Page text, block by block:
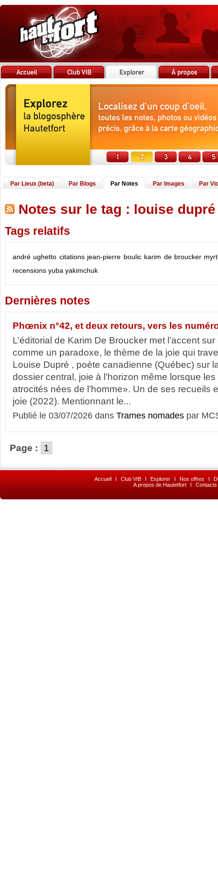
Par Lieux (beta) Par Blogs Par Notes Par Images Par
Notes sur le tag : louise dupré
Tags relatifs
andré ughetto citations jean-pierre boulic karim de broucker
recensions yuba yakimchuk
Dernières notes
Phœnix n°42, et deux retours, vers les
L’éditorial de Karim De Broucker met l’accent
comme un paradoxe, le thème de la joie qui
Louise Dupré , poète canadienne (Québec) sur
dossier central, joie à l'horizon même lorsque
atrocités nées de l’homme». Un de ses recueils
joie (2022). Mentionnant le...
Publié le 03/07/2026 dans Trames nomades par
Page : 1
Accueil I Club VIB I Explorer I Nos offres I
A propos de Hautetfort
I Contacts